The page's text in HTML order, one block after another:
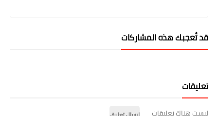
قد تُعجبك هذه المشاركات
تعليقات
ليست هناك تعليقات